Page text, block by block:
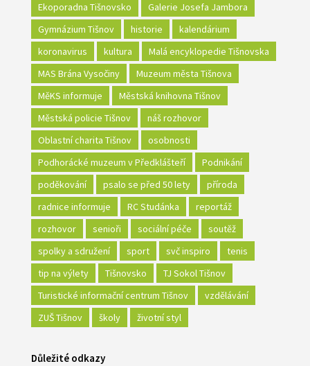
Ekoporadna Tišnovsko
Galerie Josefa Jambora
Gymnázium Tišnov
historie
kalendárium
koronavirus
kultura
Malá encyklopedie Tišnovska
MAS Brána Vysočiny
Muzeum města Tišnova
MěKS informuje
Městská knihovna Tišnov
Městská policie Tišnov
náš rozhovor
Oblastní charita Tišnov
osobnosti
Podhorácké muzeum v Předklášteří
Podnikání
poděkování
psalo se před 50 lety
příroda
radnice informuje
RC Studánka
reportáž
rozhovor
senioři sociální péče
soutěž
spolky a sdružení
sport svč inspiro
tenis
tip na výlety
Tišnovsko
TJ Sokol Tišnov
Turistické informační centrum Tišnov
vzdělávání
ZUŠ Tišnov
školy životní styl
Důležité odkazy